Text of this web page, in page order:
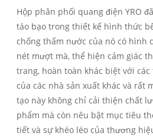
Hộp phân phối quang điện YRO
táo bạo trong thiết kế hình thức
chống thấm nước của nó có hình
nét mượt mà, thể hiện cảm giác
trang, hoàn toàn khác biệt với
của các nhà sản xuất khác và rất
tạo này không chỉ cải thiện chất
phẩm mà còn nêu bật mục tiêu
tiết và sự khéo léo của thương